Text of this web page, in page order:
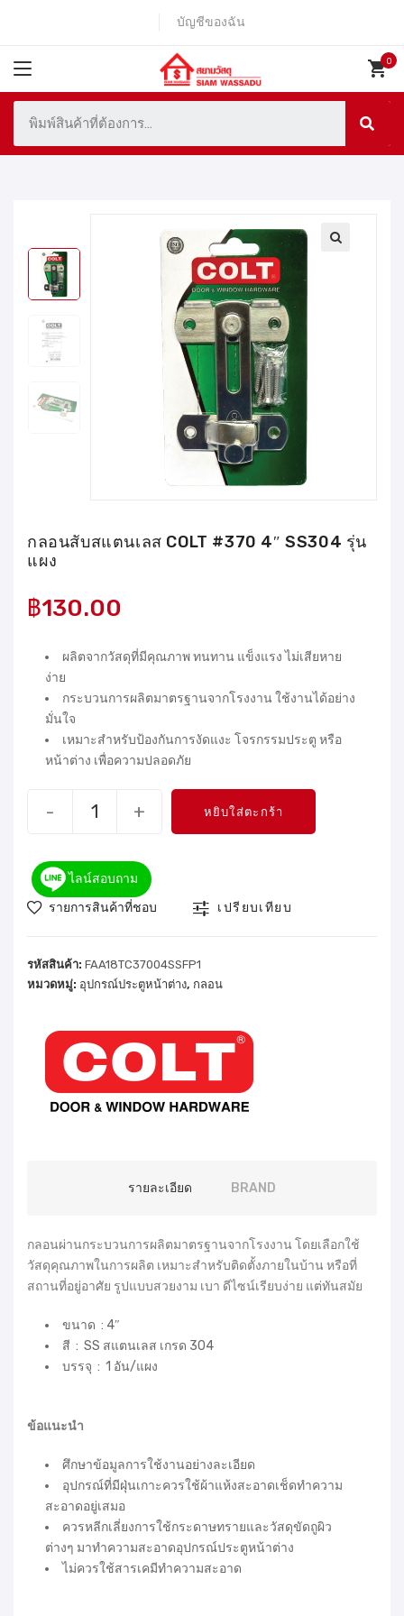
บัญชีของฉัน
กลอนสับสแตนเลส COLT #370 4″ SS304 รุ่น
แผง
฿130.00
ผลิตจากวัสดุที่มีคุณภาพ ทนทาน แข็งแรง ไม่เสียหาย
ง่าย
กระบวนการผลิตมาตรฐานจากโรงงาน ใช้งานได้อย่าง
มั่นใจ
เหมาะสำหรับป้องกันการงัดแงะ โจรกรรมประตู หรือ
หน้าต่าง เพื่อความปลอดภัย
- + หยิบใส่ตะกร้า
ไลน์สอบถาม
รายการสินค้าที่ชอบ
เปรียบเทียบ
รหัสสินค้า: FAA18TC37004SSFP1
หมวดหมู่: อุปกรณ์ประตูหน้าต่าง, กลอน
รายละเอียด BRAND
กลอนผ่านกระบวนการผลิตมาตรฐานจากโรงงาน โดยเลือกใช้
วัสดุคุณภาพในการผลิต เหมาะสำหรับติดตั้งภายในบ้าน หรือที่
สถานที่อยู่อาศัย รูปแบบสวยงาม เบา ดีไซน์เรียบง่าย แต่ทันสมัย
ขนาด : 4″
สี : SS สแตนเลส เกรด 304
บรรจุ : 1 อัน/แผง
ข้อแนะนำ
ศึกษาข้อมูลการใช้งานอย่างละเอียด
อุปกรณ์ที่มีฝุ่นเกาะควรใช้ผ้าแห้งสะอาดเช็ดทำความ
สะอาดอยู่เสมอ
ควรหลีกเลี่ยงการใช้กระดาษทรายและวัสดุขัดถูผิว
ต่างๆ มาทำความสะอาดอุปกรณ์ประตูหน้าต่าง
ไม่ควรใช้สารเคมีทำความสะอาด